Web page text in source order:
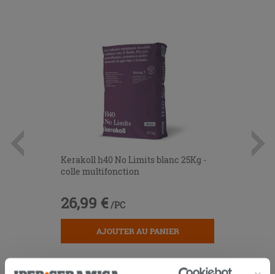
Kerakoll h40 No Limits blanc 25Kg -
colle multifonction
26,99 € /PC
AJOUTER AU PANIER